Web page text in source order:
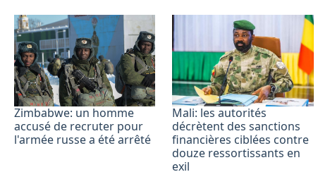
Zimbabwe: un homme
accusé de recruter pour
l'armée russe a été arrêté
Mali: les autorités
décrètent des sanctions
financières ciblées contre
douze ressortissants en
exil